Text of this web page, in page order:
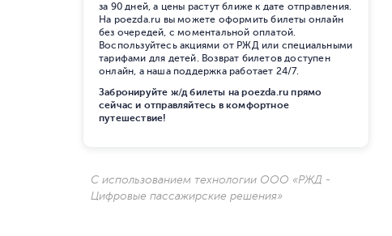
за 90 дней, а цены растут ближе к дате отправления.
На poezda.ru вы можете оформить билеты онлайн
без очередей, с моментальной оплатой.
Воспользуйтесь акциями от РЖД или специальными
тарифами для детей. Возврат билетов доступен
онлайн, а наша поддержка работает 24/7.
Забронируйте ж/д билеты на poezda.ru прямо
сейчас и отправляйтесь в комфортное
путешествие!
С использованием технологии ООО «РЖД -
Цифровые пассажирские решения»